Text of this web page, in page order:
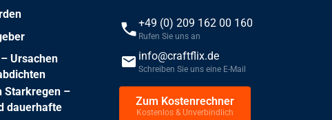
Ursachen
Starkregen –
dauerhafte
+49 (0) 209 162 00 160
Rufen Sie uns an
info@craftflix.de
Schreiben Sie uns eine E-Mail
Zum Kostenrechner
Kostenlos & Unverbindlich